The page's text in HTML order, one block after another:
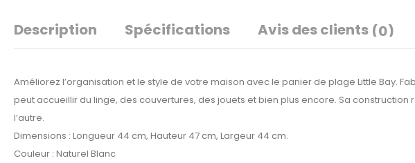
Description Spécifications Avis des clients (0)
Améliorez l’organisation et le style de votre maison avec le panier de plage Little Bay.
peut accueillir du linge, des couvertures, des jouets et bien plus encore. Sa
l’autre.
Dimensions : Longueur 44 cm, Hauteur 47 cm, Largeur 44 cm.
Couleur : Naturel Blanc